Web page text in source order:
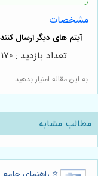
مشخصات
به این مقاله امتیاز بدهید :
تعداد بازدید : 170
مطالب مشابه